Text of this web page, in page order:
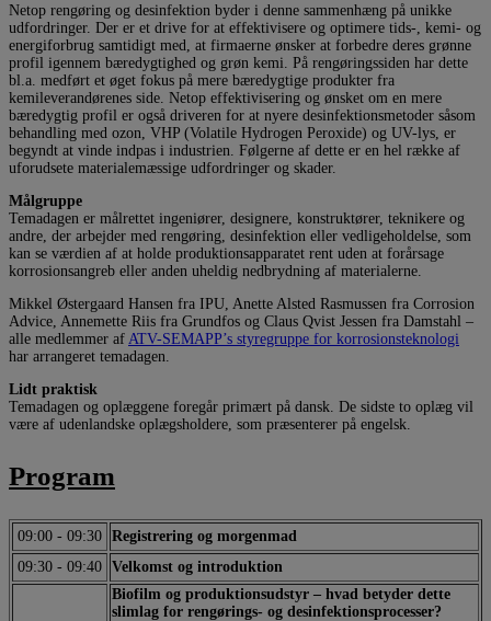
Netop rengøring og desinfektion byder i denne sammenhæng på unikke
udfordringer. Der er et drive for at effektivisere og optimere tids-, kemi- og
energiforbrug samtidigt med, at firmaerne ønsker at forbedre deres grønne
profil igennem bæredygtighed og grøn kemi. På rengøringssiden har dette
bl.a. medført et øget fokus på mere bæredygtige produkter fra
kemileverandørenes side. Netop effektivisering og ønsket om en mere
bæredygtig profil er også driveren for at nyere desinfektionsmetoder såsom
behandling med ozon, VHP (Volatile Hydrogen Peroxide) og UV-lys, er
begyndt at vinde indpas i industrien. Følgerne af dette er en hel række af
uforudsete materialemæssige udfordringer og skader.
Målgruppe
Temadagen er målrettet ingeniører, designere, konstruktører, teknikere og
andre, der arbejder med rengøring, desinfektion eller vedligeholdelse, som
kan se værdien af at holde produktionsapparatet rent uden at forårsage
korrosionsangreb eller anden uheldig nedbrydning af materialerne.
Mikkel Østergaard Hansen fra IPU, Anette Alsted Rasmussen fra Corrosion
Advice, Annemette Riis fra Grundfos og Claus Qvist Jessen fra Damstahl –
alle medlemmer af ATV-SEMAPP’s styregruppe for korrosionsteknologi
har arrangeret temadagen.
Lidt praktisk
Temadagen og oplæggene foregår primært på dansk. De sidste to oplæg vil
være af udenlandske oplægsholdere, som præsenterer på engelsk.
Program
09:00 - 09:30 Registrering og morgenmad
09:30 - 09:40 Velkomst og introduktion
Biofilm og produktionsudstyr – hvad betyder dette
slimlag for rengørings- og desinfektionsprocesser?